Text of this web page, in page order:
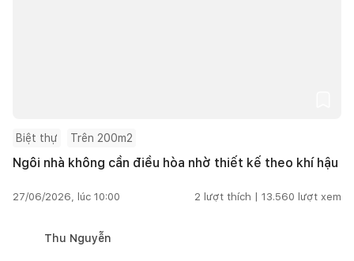
Biệt thự Trên 200m2
Ngôi nhà không cần điều hòa nhờ thiết kế theo khí hậu
27/06/2026, lúc 10:00 2 lượt thích | 13.560 lượt xem
Thu Nguyễn